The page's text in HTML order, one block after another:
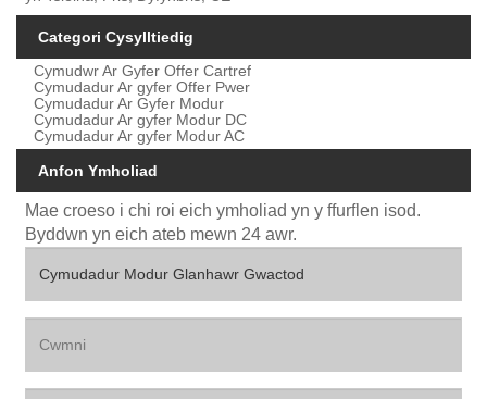
Categori Cysylltiedig
Cymudwr Ar Gyfer Offer Cartref
Cymudadur Ar gyfer Offer Pwer
Cymudadur Ar Gyfer Modur
Cymudadur Ar gyfer Modur DC
Cymudadur Ar gyfer Modur AC
Anfon Ymholiad
Mae croeso i chi roi eich ymholiad yn y ffurflen isod.
Byddwn yn eich ateb mewn 24 awr.